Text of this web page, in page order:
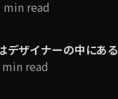
min read
デザイナーの中にある
min read